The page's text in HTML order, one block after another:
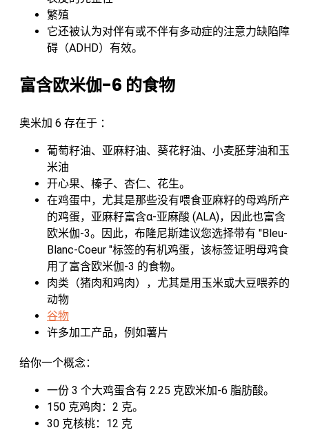
繁殖
它还被认为对伴有或不伴有多动症的注意力缺陷障
碍（ADHD）有效。
富含欧米伽-6 的食物
奥米加 6 存在于 ：
葡萄籽油、亚麻籽油、葵花籽油、小麦胚芽油和玉
米油
开心果、榛子、杏仁、花生。
在鸡蛋中，尤其是那些没有喂食亚麻籽的母鸡所产
的鸡蛋，亚麻籽富含α-亚麻酸 (ALA)，因此也富含
欧米伽-3。因此，布隆尼斯建议您选择带有 "Bleu-
Blanc-Coeur "标签的有机鸡蛋，该标签证明母鸡食
用了富含欧米伽-3 的食物。
肉类（猪肉和鸡肉），尤其是用玉米或大豆喂养的
动物
谷物
许多加工产品，例如薯片
给你一个概念：
一份 3 个大鸡蛋含有 2.25 克欧米加-6 脂肪酸。
150 克鸡肉：2 克。
30 克核桃：12 克